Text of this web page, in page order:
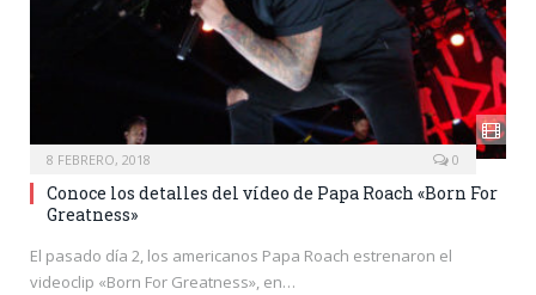
8 FEBRERO, 2018 0
Conoce los detalles del vídeo de Papa Roach «Born For
Greatness»
El pasado día 2, los americanos Papa Roach estrenaron el
videoclip «Born For Greatness», en…